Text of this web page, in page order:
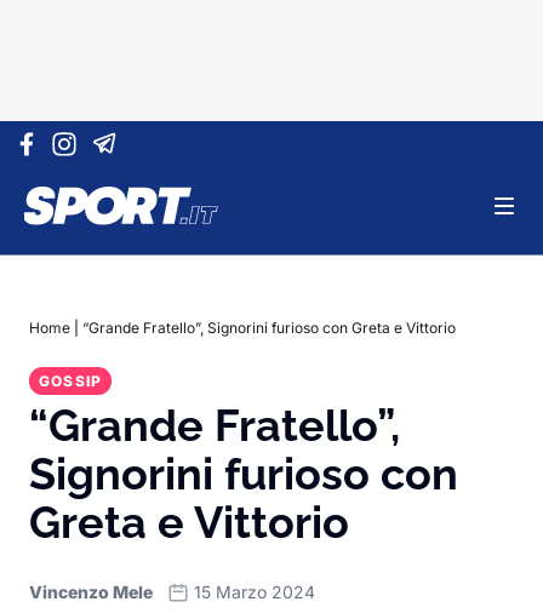
Vai al contenuto
Home “Grande Fratello”, Signorini furioso con Greta e Vittorio
GOSSIP
“Grande Fratello”,
Signorini furioso con
Greta e Vittorio
Vincenzo Mele 15 Marzo 2024